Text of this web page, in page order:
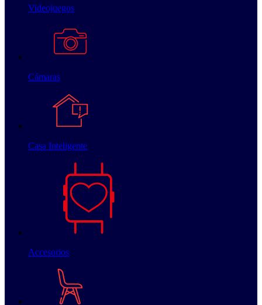
Videojuegos
Cámaras
Casa Inteligente
Accesorios